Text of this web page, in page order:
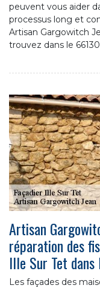
peuvent vous aider
processus long et
Artisan Gargowitch
trouvez dans le
Artisan
réparation des
Ille Sur Tet
Les façades des